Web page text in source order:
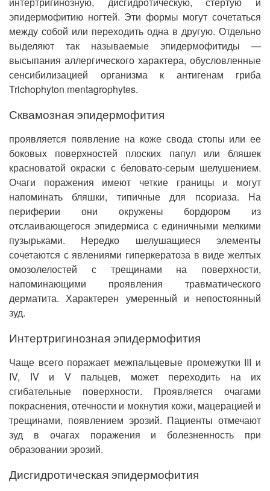
эпидермофитию ногтей. Эти формы могут сочетаться
между собой или переходить одна в другую. Отдельно
выделяют так называемые эпидермофитиды —
высыпания аллергического характера, обусловленные
сенсибилизацией организма к антигенам гриба
Trichophyton mentagrophytes.
Сквамозная эпидермофития
проявляется появление на коже свода стопы или ее
боковых поверхностей плоских папул или бляшек
красноватой окраски с беловато-серым шелушением.
Очаги поражения имеют четкие границы и могут
напоминать бляшки, типичные для псориаза. На
периферии они окружены бордюром из
отслаивающегося эпидермиса с единичными мелкими
пузырьками. Нередко шелушащиеся элементы
сочетаются с явлениями гиперкератоза в виде желтых
омозолелостей с трещинами на поверхности,
напоминающими проявления травматического
дерматита. Характерен умеренный и непостоянный
зуд.
Интертригинозная эпидермофития
Чаще всего поражает межпальцевые промежутки III и
IV, IV и V пальцев, может переходить на их
сгибательные поверхности. Проявляется очагами
покраснения, отечности и мокнутия кожи, мацерацией и
трещинами, появлением эрозий. Пациенты отмечают
зуд в очагах поражения и болезненность при
образовании эрозий.
Дисгидротическая эпидермофития